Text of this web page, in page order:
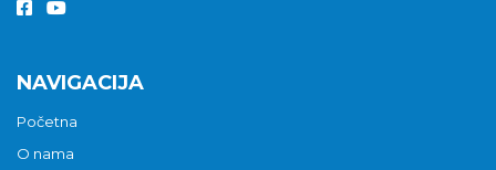
NAVIGACIJA
Početna
O nama